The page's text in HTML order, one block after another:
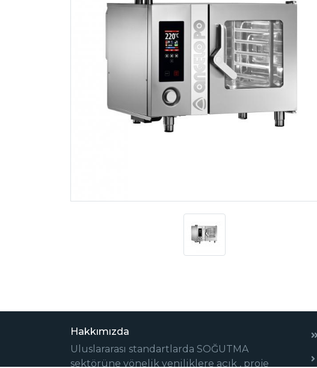
Hakkımızda
Uluslararası standartlarda SOĞUTMA
sektörüne yönelik yeniliklere açık , proje